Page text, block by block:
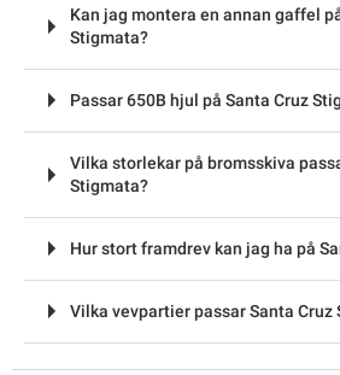
Kan jag montera en annan gaffel
Stigmata?
Passar 650B hjul på Santa Cruz
Vilka storlekar på bromsskiva
Stigmata?
Hur stort framdrev kan jag ha på
Vilka vevpartier passar Santa Cruz